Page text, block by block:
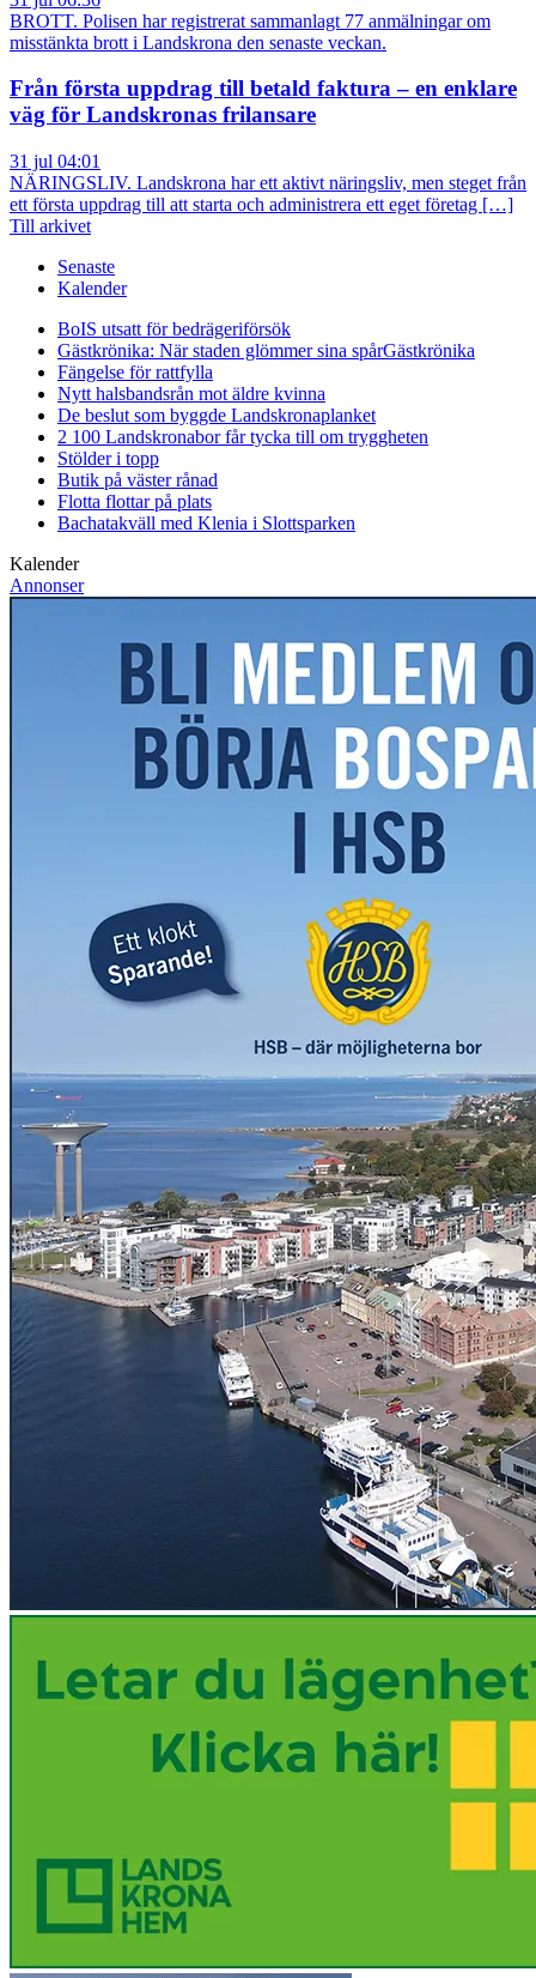
BROTT. Polisen har registrerat sammanlagt 77 anmälningar om
misstänkta brott i Landskrona den senaste veckan.
Från första uppdrag till betald faktura – en enklare
väg för Landskronas frilansare
31 jul 04:01
NÄRINGSLIV. Landskrona har ett aktivt näringsliv, men steget från
ett första uppdrag till att starta och administrera ett eget företag […]
Till arkivet
Senaste
Kalender
BoIS utsatt för bedrägeriförsök
Gästkrönika: När staden glömmer sina spårGästkrönika
Fängelse för rattfylla
Nytt halsbandsrån mot äldre kvinna
De beslut som byggde Landskronaplanket
2 100 Landskronabor får tycka till om tryggheten
Stölder i topp
Butik på väster rånad
Flotta flottar på plats
Bachatakväll med Klenia i Slottsparken
Kalender
Annonser